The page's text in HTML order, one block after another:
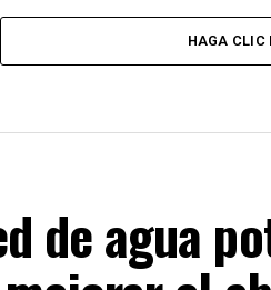
HAGA CLIC
de agua